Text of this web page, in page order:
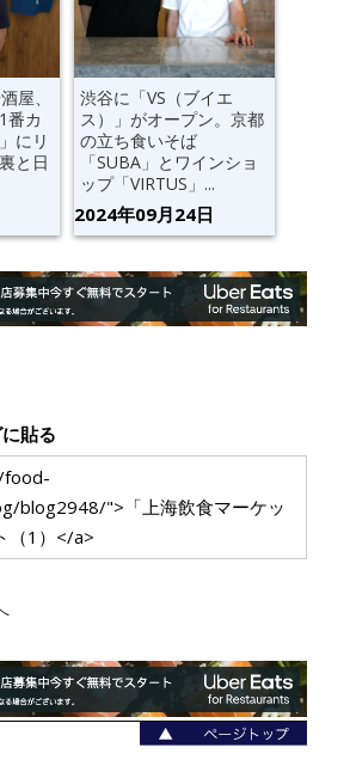
屋、
番カ
にリ
と日
渋谷に「VS（ブイエ
ス）」がオープン。京都
の立ち食いそば
「SUBA」とワインショ
ップ「VIRTUS」...
2024年09月24日
貼る
food-
blog2948/">「上海飲食マーケッ
（1）</a>